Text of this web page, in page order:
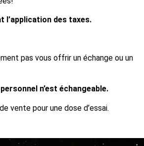
l’application des taxes.
pas vous offrir un échange ou un
n’est échangeable.
vente pour une dose d’essai.